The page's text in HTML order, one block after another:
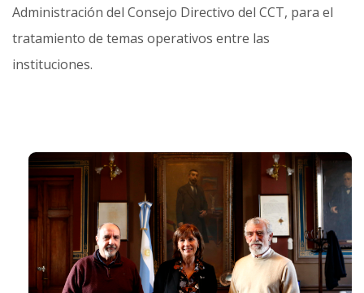
Administración del Consejo Directivo del CCT, para el
tratamiento de temas operativos entre las
instituciones.